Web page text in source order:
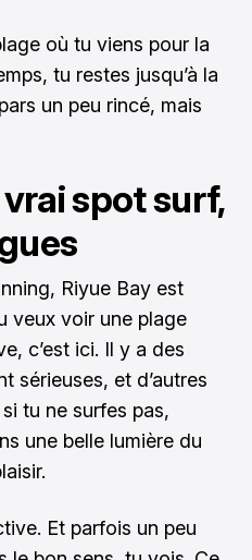
où tu viens pour la
tu restes jusqu’à la
un peu rincé, mais
spot surf,
Riyue Bay est
veux voir une plage
c’est ici. Il y a des
sérieuses, et d’autres
tu ne surfes pas,
une belle lumière du
Et parfois un peu